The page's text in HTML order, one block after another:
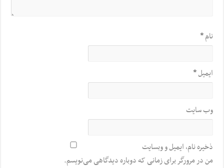
نام*
ایمیل*
وب‌ سایت
ذخیره نام، ایمیل و وبسایت
من در مرورگر برای زمانی که دوباره دیدگاهی می‌نویسم.